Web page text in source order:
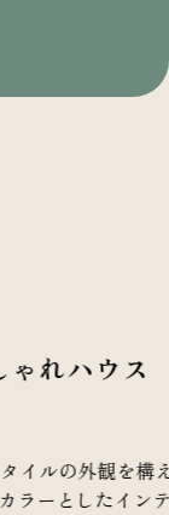
構えるお家。
ンテリアが、